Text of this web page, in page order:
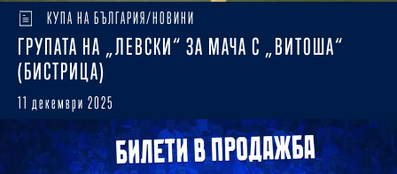
КУПА НА БЪЛГАРИЯ/НОВИНИ
ГРУПАТА НА „ЛЕВСКИ“ ЗА МАЧА С „ВИТОША“
(БИСТРИЦА)
11 декември 2025